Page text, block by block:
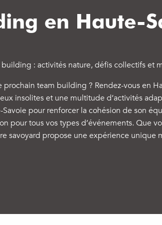
en Haute-
: activités nature, défis collectifs et
team building ? Rendez-vous en
insolites et une multitude d’activités
pour renforcer la cohésion de son
pour tous vos types d’événements. Que
savoyard propose une expérience unique